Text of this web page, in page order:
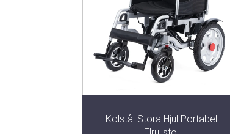
Kolstål Stora Hjul Portabel